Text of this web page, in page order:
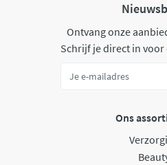
Ontvang onze
Schrijf je direct in
Ons